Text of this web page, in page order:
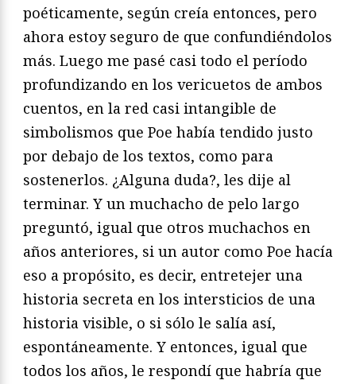
poéticamente, según creía entonces, pero
ahora estoy seguro de que confundiéndolos
más. Luego me pasé casi todo el período
profundizando en los vericuetos de ambos
cuentos, en la red casi intangible de
simbolismos que Poe había tendido justo
por debajo de los textos, como para
sostenerlos. ¿Alguna duda?, les dije al
terminar. Y un muchacho de pelo largo
preguntó, igual que otros muchachos en
años anteriores, si un autor como Poe hacía
eso a propósito, es decir, entretejer una
historia secreta en los intersticios de una
historia visible, o si sólo le salía así,
espontáneamente. Y entonces, igual que
todos los años, le respondí que habría que